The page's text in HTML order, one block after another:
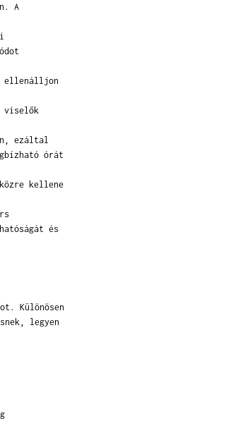
A
ellenálljon
viselők
ezáltal
órát
kellene
és
Különösen
legyen